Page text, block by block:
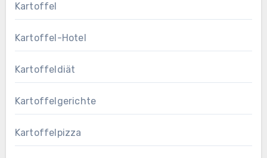
Kartoffel
Kartoffel-Hotel
Kartoffeldiät
Kartoffelgerichte
Kartoffelpizza